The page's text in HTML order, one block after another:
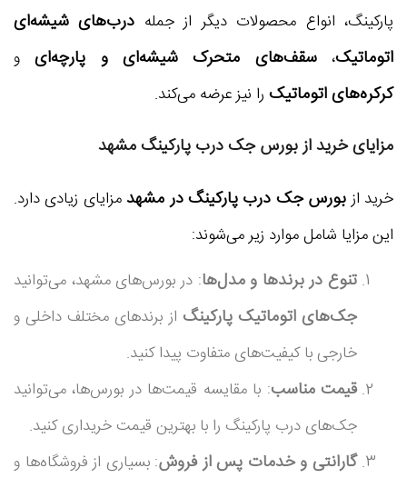
پارکینگ، انواع محصولات دیگر از جمله درب‌های شیشه‌ای
اتوماتیک،سقف‌های متحرک شیشه‌ای و پارچه‌ایو
کرکره‌های اتوماتیک را نیز عرضه می‌کند.
مزایای خرید از بورس جک درب پارکینگ مشهد
خرید ازبورس جک درب پارکینگ در مشهدمزایای زیادی دارد.
این مزایا شامل موارد زیر می‌شوند:
تنوع در برندها و مدل‌ها: در بورس‌های مشهد، می‌توانید
جک‌های اتوماتیک پارکینگ از برندهای مختلف داخلی و
خارجی با کیفیت‌های متفاوت پیدا کنید.
قیمت مناسب: با مقایسه قیمت‌ها در بورس‌ها، می‌توانید
جک‌های درب پارکینگ را با بهترین قیمت خریداری کنید.
گارانتی و خدمات پس از فروش: بسیاری از فروشگاه‌ها و